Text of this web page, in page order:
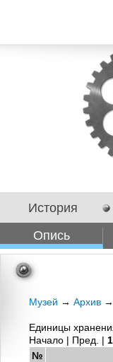
История
Опись
Музей → Архив →
Единицы
Начало | Пред. | 1
№